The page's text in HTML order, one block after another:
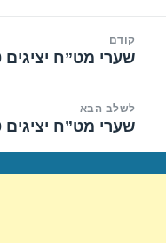
קודם
הפוסט
שערי מט”ח יציגים 01/05/2020
לשלב הבא
הפוסט
שערי מט”ח יציגים 05/05/2020